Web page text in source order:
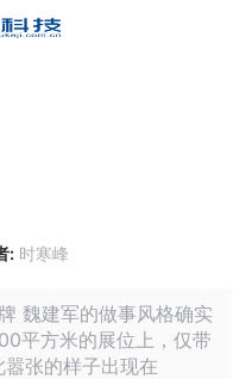
: 时寒峰
魏建军的做事风格确实
平方米的展位上，仅带
张的样子出现在